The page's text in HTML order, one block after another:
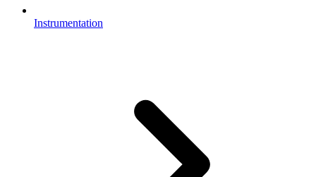
Instrumentation